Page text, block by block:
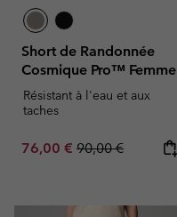
Short de Randonnée
Cosmique Pro™ Femme
Résistant à l'eau et aux
taches
Sale price:
76,00 € Regular price:
90,00 €